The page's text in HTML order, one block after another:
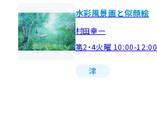
水彩風景画と似顔絵
村田幸一
第2・4火曜 10:00-12:00
津